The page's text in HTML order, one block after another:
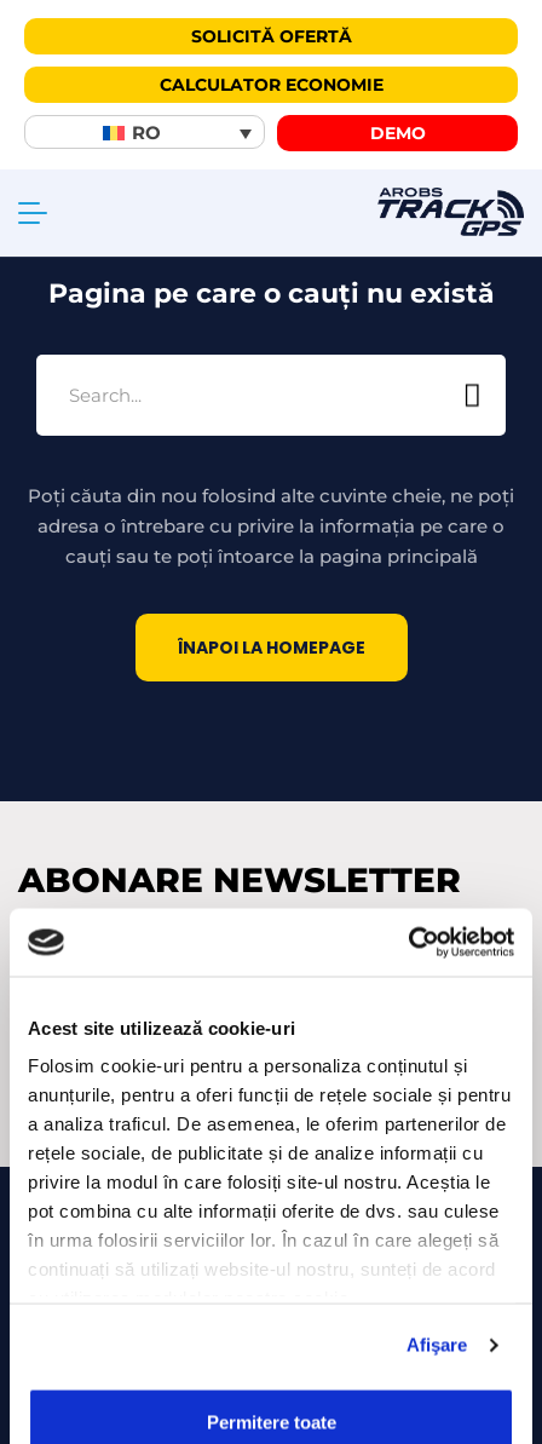
Acest site utilizează cookie-uri
Folosim cookie-uri pentru a personaliza conținutul și
anunțurile, pentru a oferi funcții de rețele sociale și pentru
a analiza traficul. De asemenea, le oferim partenerilor de
rețele sociale, de publicitate și de analize informații cu
privire la modul în care folosiți site-ul nostru. Aceștia le
pot combina cu alte informații oferite de dvs. sau culese
în urma folosirii serviciilor lor. În cazul în care alegeți să
continuați să utilizați website-ul nostru, sunteți de acord
Afişare
Permitere toate
SOLICITĂ OFERTĂ
CALCULATOR ECONOMIE
RO DEMO
404
Pagina pe care o cauți nu există
Poți căuta din nou folosind alte cuvinte cheie, ne poți
adresa o întrebare cu privire la informația pe care o
cauți sau te poți întoarce la pagina principală
ÎNAPOI LA HOMEPAGE
ABONARE NEWSLETTER
Adresa
CAPTCHA
Strada Minerilor, Nr. 63,